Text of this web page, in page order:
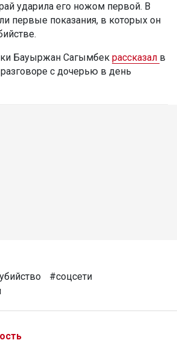
ударила его ножом первой. В
первые показания, в которых он
Бауыржан Сагымбек рассказал в
с дочерью в день
#соцсети